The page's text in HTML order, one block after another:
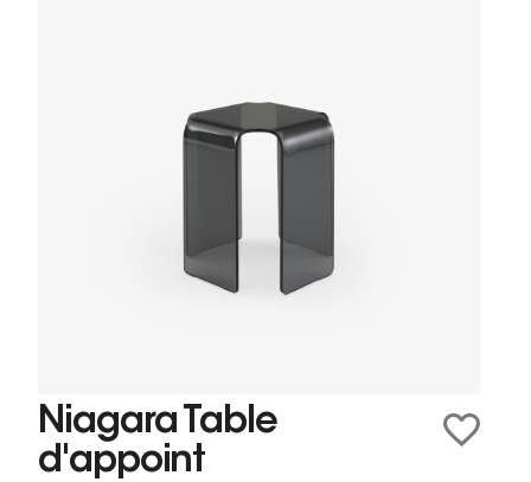
Niagara Table
d'appoint